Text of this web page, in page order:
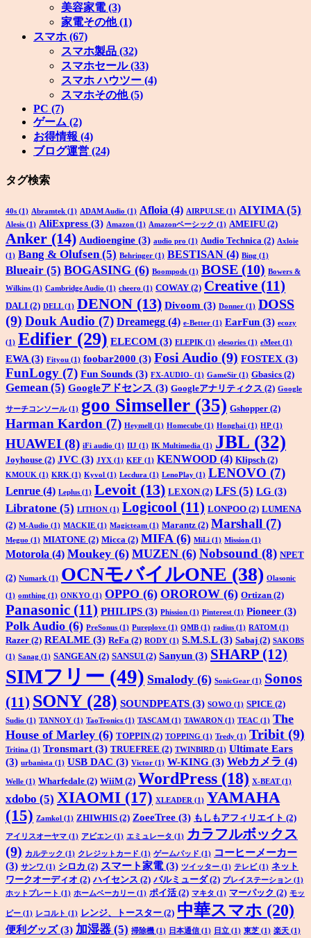
美容家電(3)
家電その他(1)
スマホ (67)
スマホ製品 (32)
スマホセール(33)
スマホ ハウツー (4)
スマホその他(5)
PC (7)
ゲーム (2)
お得情報 (4)
ブログ運営 (24)
タグ検索
40s (1) Abramtek (1) ADAM Audio (1) Afloia (4) AIRPULSE (1) AIYIMA (5)
Alesis (1) AliExpress (3) Amazon (1) Amazonベーシック (1) AMEIFU (2)
Anker (14) Audioengine (3) audio pro (1) Audio Technica (2) Axloie
(1) Bang & Olufsen (5) Behringer (1) BESTISAN (4) Bing (1)
Blueair (5) BOGASING (6) Boompods (1) BOSE (10) Bowers &
Wilkins (1) Cambridge Audio (1) cheero (1) COWAY (2) Creative (11)
DALI (2) DELL(1) DENON (13) Divoom (3) Donner (1) DOSS
(9) Douk Audio (7) Dreamegg (4) e-Better (1) EarFun (3) ecozy
(1) Edifier (29) ELECOM (3) ELEPIK (1) elesories (1) eMeet (1)
EWA (3) Fityou (1) foobar2000 (3) Fosi Audio (9) FOSTEX (3)
FunLogy (7) Fun Sounds (3) FX-AUDIO- (1) GameSir (1) Gbasics (2)
Gemean (5) Googleアドセンス (3) Googleアナリティクス (2) Google
サーチコンソール(1) goo Simseller (35) Gshopper (2)
Harman Kardon (7) Heymell (1) Homecube (1) Honghai (1) HP(1)
HUAWEI (8) iFi audio (1) IIJ (1) IK Multimedia (1) JBL (32)
Joyhouse (2) JVC (3) JYX (1) KEF (1) KENWOOD (4) Klipsch (2)
KMOUK (1) KRK (1) Kyvol (1) Lecdura (1) LenoPlay (1) LENOVO (7)
Lenrue (4) Leplus (1) Levoit(13) LEXON(2) LFS (5) LG (3)
Libratone (5) LITHON (1) Logicool (11) LONPOO (2) LUMENA
(2) M-Audio (1) MACKIE (1) Magicteam (1) Marantz (2) Marshall (7)
Meguo (1) MIATONE (2) Micca (2) MIFA (6) MiLi (1) Mission (1)
Motorola (4) Moukey (6) MUZEN (6) Nobsound (8) NPET
(2) Numark (1) OCNモバイルONE (38) Olasonic
(1) omthing (1) ONKYO (1) OPPO (6) OROROW (6) Ortizan (2)
Panasonic (11) PHILIPS (3) Phission (1) Pinterest (1) Pioneer (3)
Polk Audio (6) PreSonus (1) Pureplove (1) QMB (1) radius (1) RATOM (1)
Razer (2) REALME (3) ReFa (2) RODY (1) S.M.S.L(3) Sabaj (2) SAKOBS
(1) Sanag (1) SANGEAN(2) SANSUI (2) Sanyun (3) SHARP(12)
SIMフリー (49) Smalody (6) SonicGear (1) Sonos
(11) SONY(28) SOUNDPEATS (3) SOWO (1) SPICE (2)
Sudio (1) TANNOY (1) TaoTronics (1) TASCAM (1) TAWARON (1) TEAC (1) The
House of Marley (6) TOPPIN(2) TOPPING (1) Tredy (1) Tribit (9)
Tritina (1) Tronsmart (3) TRUEFREE (2) TWINBIRD (1) Ultimate Ears
(3) urbanista (1) USB DAC (3) Victor (1) W-KING (3) Webカメラ (4)
Welle (1) Wharfedale (2) WiiM (2) WordPress (18) X-BEAT(1)
xdobo (5) XIAOMI (17) XLEADER (1) YAMAHA
(15) Zamkol (1) ZHIWHIS (2) ZoeeTree (3) もしもアフィリエイト (2)
アイリスオーヤマ (1) アビエン (1) エミュレータ (1) カラフルボックス
(9) カルテック (1) クレジットカード (1) ゲームパッド (1) コーヒーメーカー
(3) サンワ (1) シロカ (2) スマート家電 (3) ツイッター (1) テレビ(1) ネット
ワークオーディオ (2) ハイセンス (2) バルミューダ(2) プレイステーション (1)
ホットプレート (1) ホームベーカリー (1) ポイ活(2) マキタ (1) マーパック (2) モッ
ピー (1) レコルト (1) レンジ、トースター (2) 中華スマホ (20)
便利グッズ(3) 加湿器 (5) 掃除機 (1) 日本通信 (1) 日立 (1) 東芝 (1) 楽天 (1)